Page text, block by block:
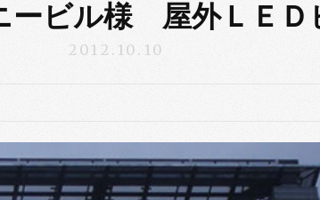
ービル様 屋外ＬＥＤ
2012.10.10